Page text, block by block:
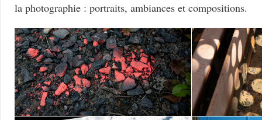
la photographie : portraits, ambiances et compositions.